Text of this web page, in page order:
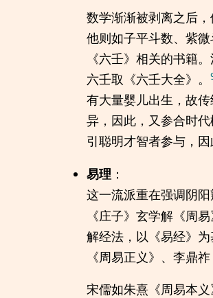
数学渐渐被剥离之后
他则如子平斗数、紫
《六壬》相关的书籍
六壬取《六壬大全》。
有大量婴儿出生，故
异，因此，又参合时
引聪明才智者参与，
易理 ：
这一流派重在强调阴
《庄子》玄学解《周
解经法，以《易经》
《周易正义》、李鼎
宋儒如朱熹《周易本